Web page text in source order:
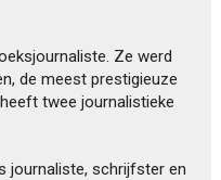
Ze werd
de meest prestigieuze
twee journalistieke
journaliste, schrijfster en